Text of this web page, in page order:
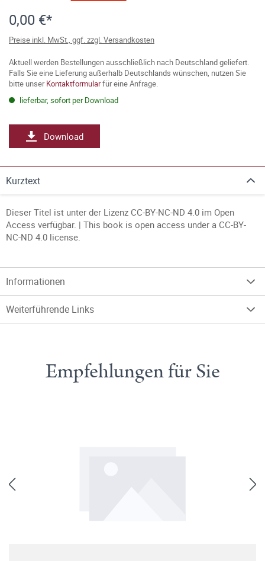
0,00 €*
Preise inkl. MwSt., ggf. zzgl. Versandkosten
Aktuell werden Bestellungen ausschließlich nach Deutschland geliefert.
Falls Sie eine Lieferung außerhalb Deutschlands wünschen, nutzen Sie
bitte unserKontaktformularfür eine Anfrage.
lieferbar, sofort per Download
Download
Kurztext
Dieser Titel ist unter der Lizenz CC-BY-NC-ND 4.0 im Open
Access verfügbar. | This book is open access under a CC-BY-
NC-ND 4.0 license.
Informationen
Weiterführende Links
Empfehlungen für Sie